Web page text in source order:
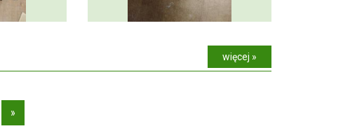
więcej »
»